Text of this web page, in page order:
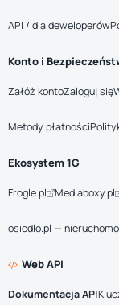
API / dla deweloperów
Konto i
Załóż kontoZaloguj się
Metody płatności
Ekosystem 1G
Frogle.pl Mediaboxy.pl
osiedlo.pl —
Web API
Dokumentacja API